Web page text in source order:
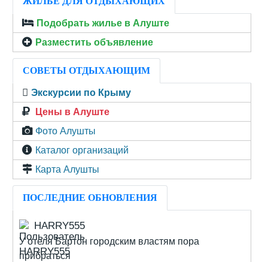
Подобрать жилье в Алуште
Разместить объявление
СОВЕТЫ ОТДЫХАЮЩИМ
Экскурсии по Крыму
Цены в Алуште
Фото Алушты
Каталог организаций
Карта Алушты
ПОСЛЕДНИЕ ОБНОВЛЕНИЯ
HARRY555
У отеля Бартон городским властям пора
прибраться